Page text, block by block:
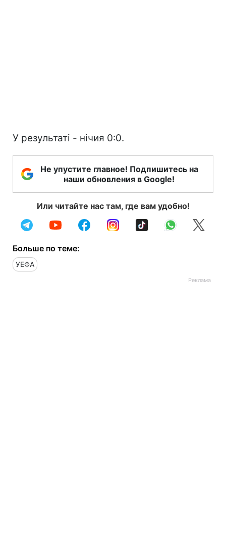
У результаті - нічия 0:0.
Не упустите главное! Подпишитесь на
наши обновления в Google!
Или читайте нас там, где вам удобно!
Больше по теме:
УЕФА